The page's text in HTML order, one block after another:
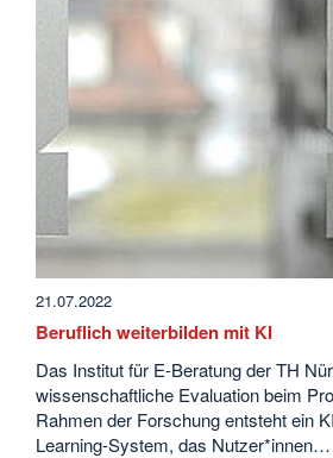
21.07.2022
Beruflich weiterbilden mit KI
Das Institut für E-Beratung der TH
wissenschaftliche Evaluation beim
Rahmen der Forschung entsteht ein
Learning-System, das Nutzer*innen…